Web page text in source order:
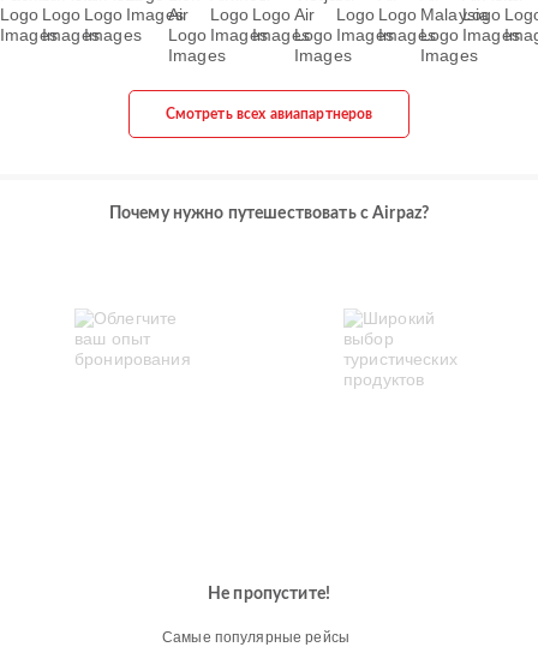
Смотреть всех авиапартнеров
Почему нужно путешествовать с Airpaz?
Не пропустите!
Самые популярные рейсы